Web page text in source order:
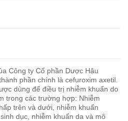
Công ty Cổ phần Dược Hậu
phần chính là cefuroxim axetil.
dùng để điều trị nhiễm khuẩn do
trong các trường hợp: Nhiễm
trên và dưới, nhiễm khuẩn
dục, nhiễm khuẩn da và mô